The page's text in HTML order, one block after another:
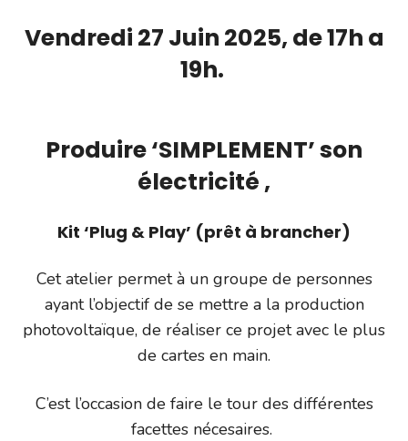
Vendredi 27 Juin 2025, de 17h a
19h.
Produire ‘SIMPLEMENT’ son
électricité ,
Kit ‘Plug & Play’ (prêt à brancher)
Cet atelier permet à un groupe de personnes
ayant l’objectif de se mettre a la production
photovoltaïque, de réaliser ce projet avec le plus
de cartes en main.
C’est l’occasion de faire le tour des différentes
facettes nécesaires.